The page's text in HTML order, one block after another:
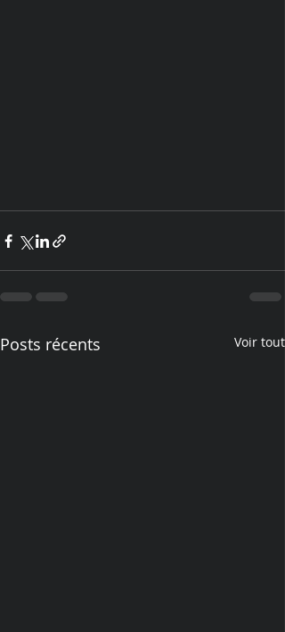
Posts récents Voir tout